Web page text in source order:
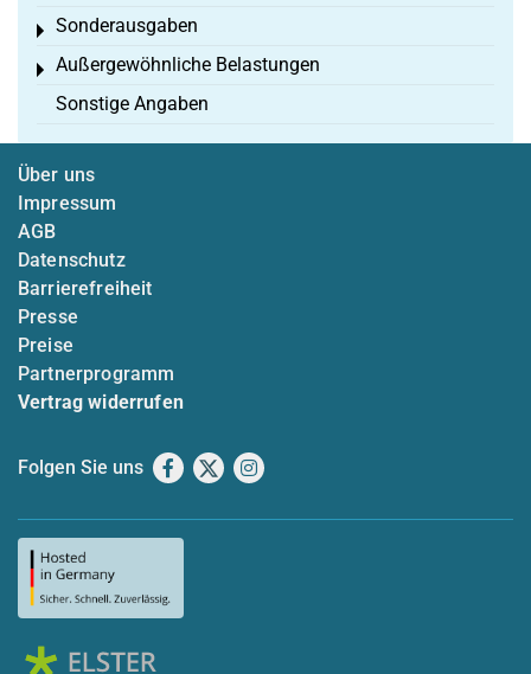
Sonderausgaben
Toggle menu
Außergewöhnliche Belastungen
Toggle menu
Sonstige Angaben
Über uns
Impressum
AGB
Datenschutz
Barrierefreiheit
Presse
Preise
Partnerprogramm
Vertrag widerrufen
Folgen Sie uns Facebook
X Instagram